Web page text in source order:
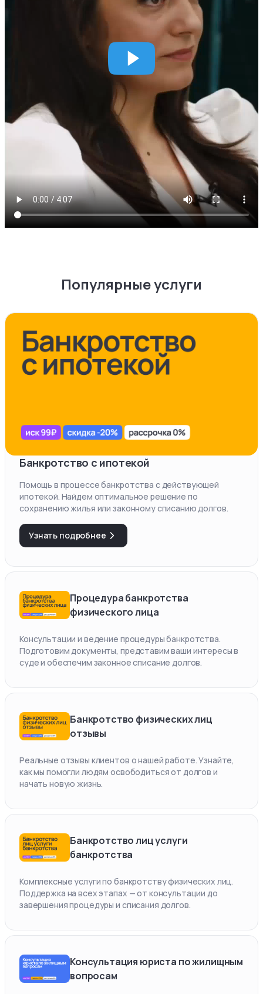
Популярные услуги
Банкротство с ипотекой
Помощь в процессе банкротства с действующей
ипотекой. Найдем оптимальное решение по
сохранению жилья или законному списанию долгов.
Узнать подробнее
Процедура банкротства
физического лица
Консультации и ведение процедуры банкротства.
Подготовим документы, представим ваши интересы в
суде и обеспечим законное списание долгов.
Банкротство физических лиц
отзывы
Реальные отзывы клиентов о нашей работе. Узнайте,
как мы помогли людям освободиться от долгов и
начать новую жизнь.
Банкротство лиц услуги
банкротства
Комплексные услуги по банкротству физических лиц.
Поддержка на всех этапах — от консультации до
завершения процедуры и списания долгов.
Консультация юриста по жилищным
вопросам